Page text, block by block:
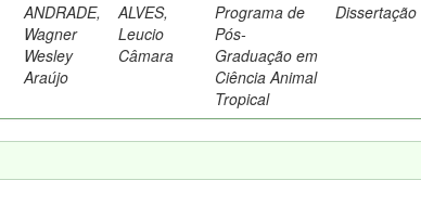
ANDRADE,
Wagner
Wesley
Araújo
ALVES,
Leucio
Câmara
Programa de
Pós-
Graduação em
Ciência Animal
Tropical
Dissertação